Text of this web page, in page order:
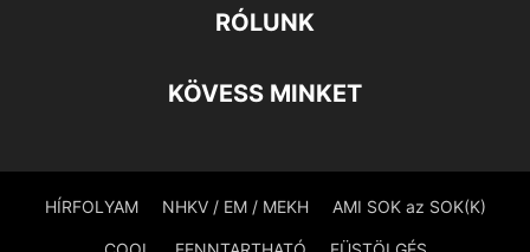
RÓLUNK
KÖVESS MINKET
HÍRFOLYAM NHKV / EM / MEKH AMI SOK az SOK(K)